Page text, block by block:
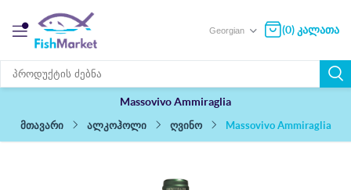
(0) კალათა
Massovivo Ammiraglia
მთავარი
ალკოჰოლი ღვინო Massovivo Ammiraglia